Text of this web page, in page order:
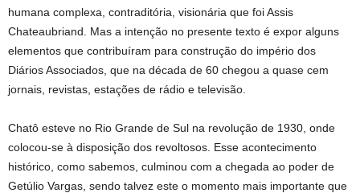
humana complexa, contraditória, visionária que foi Assis
Chateaubriand. Mas a intenção no presente texto é expor alguns
elementos que contribuíram para construção do império dos
Diários Associados, que na década de 60 chegou a quase cem
jornais, revistas, estações de rádio e televisão.
Chatô esteve no Rio Grande de Sul na revolução de 1930, onde
colocou-se à disposição dos revoltosos. Esse acontecimento
histórico, como sabemos, culminou com a chegada ao poder de
Getúlio Vargas, sendo talvez este o momento mais importante que